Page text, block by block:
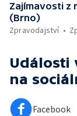
Zajímavosti z
(Brno)
Zpravodajství
Události
na
Facebook